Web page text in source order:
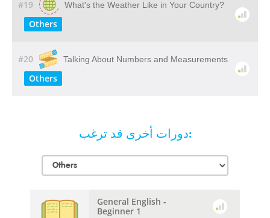
#19 What's the Weather Like in Your Country?
Others
#20 Talking About Numbers and Measurements
Others
دورات أخرى قد ترغب:
General English -
Beginner 1